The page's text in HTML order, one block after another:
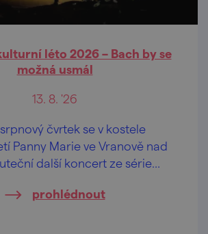
léto 2026 – Bach by se
možná usmál
13. 8. '26
čvrtek se v kostele
Panny Marie ve Vranově nad
další koncert ze série
prohlédnout